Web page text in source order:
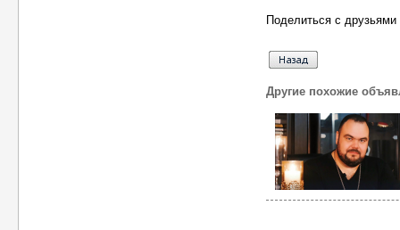
Поделиться с
Другие похожие